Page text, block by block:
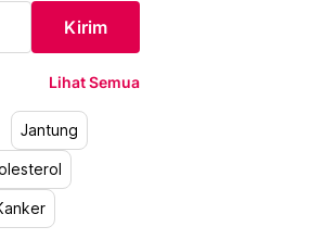
Kirim
Lihat Semua
Jantung